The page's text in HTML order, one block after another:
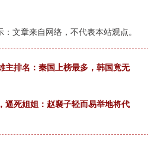
：文章来自网络，不代表本站观点。
主排名：秦国上榜最多，韩国竟无
逼死姐姐：赵襄子轻而易举地将代